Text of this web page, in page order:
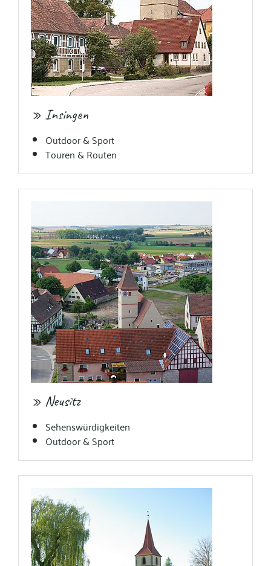
» Insingen
Outdoor & Sport
Touren & Routen
» Neusitz
Sehenswürdigkeiten
Outdoor & Sport